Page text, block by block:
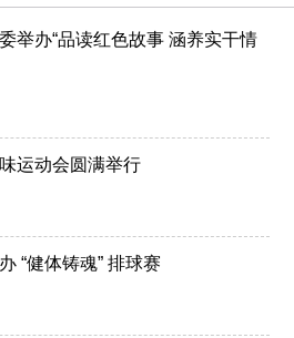
举办“品读红色故事 涵养实干情
运动会圆满举行
“健体铸魂” 排球赛